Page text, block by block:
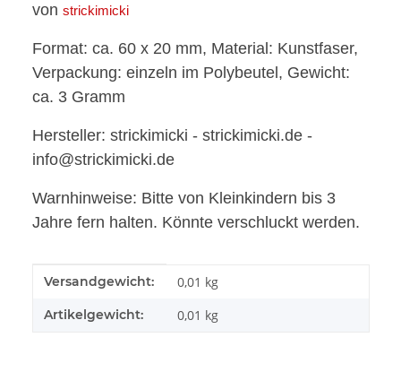
von strickimicki
Format: ca. 60 x 20 mm, Material: Kunstfaser,
Verpackung: einzeln im Polybeutel, Gewicht:
ca. 3 Gramm
Hersteller: strickimicki - strickimicki.de -
info@strickimicki.de
Warnhinweise: Bitte von Kleinkindern bis 3
Jahre fern halten. Könnte verschluckt werden.
Produkteigenschaft
Wert
Versandgewicht: 0,01 kg
Artikelgewicht: 0,01 kg